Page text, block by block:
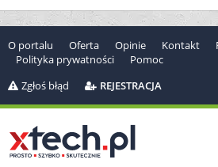
O portalu Oferta Opinie Kontakt
Polityka prywatności
Pomoc
Zgłoś błąd
REJESTRACJA